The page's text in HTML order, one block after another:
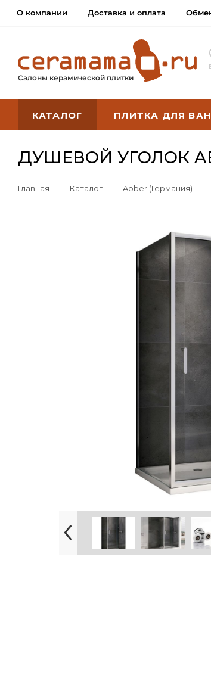
О компании Доставка и оплата
Салоны керамической плитки
КАТАЛОГ ПЛИТКА ДЛЯ
ДУШЕВОЙ УГОЛОК
Главная — Каталог — Abber (Германия) —